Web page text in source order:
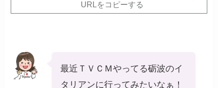
URLをコピーする
最近ＴＶＣＭやってる砺波のイ
タリアンに行ってみたいなぁ！